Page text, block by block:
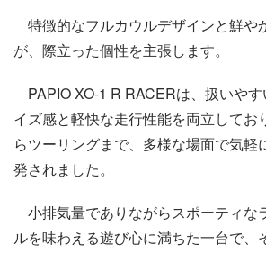
特徴的なフルカウルデザインと鮮や
が、際立った個性を主張します。
PAPIO XO-1 R RACERは、扱いや
イズ感と軽快な走行性能を両立してお
らツーリングまで、多様な場面で気軽
発されました。
小排気量でありながらスポーティな
ルを味わえる遊び心に満ちた一台で、